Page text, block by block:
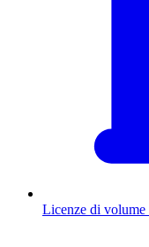
Licenze di volume